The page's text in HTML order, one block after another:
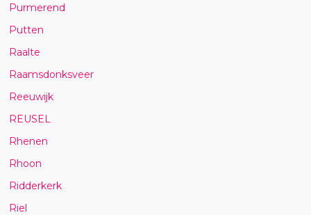
Purmerend
Putten
Raalte
Raamsdonksveer
Reeuwijk
REUSEL
Rhenen
Rhoon
Ridderkerk
Riel